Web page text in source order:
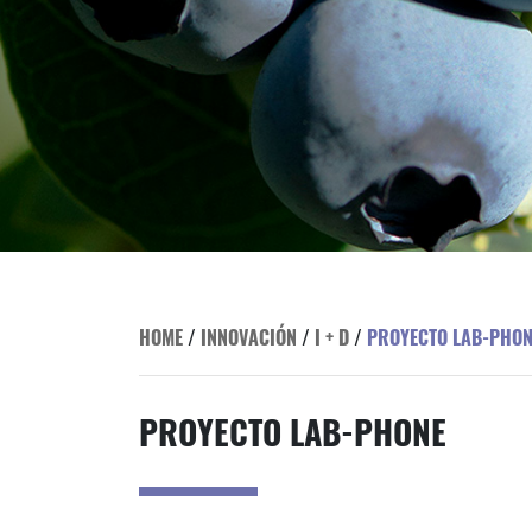
HOME/ INNOVACIÓN / I + D/ PROYECTO LAB-
PROYECTO LAB-PHONE